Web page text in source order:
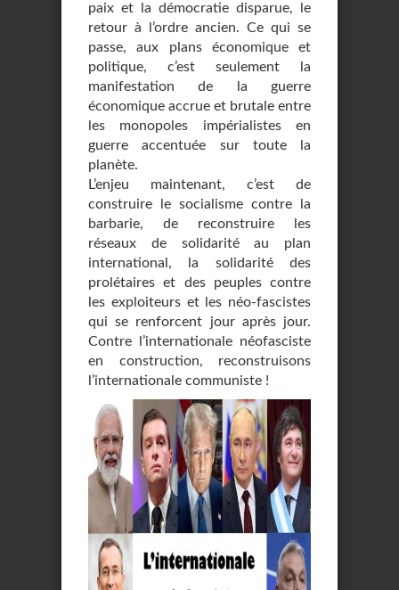
paix et la démocratie disparue, le
retour à l’ordre ancien. Ce qui se
passe, aux plans économique et
politique, c’est seulement la
manifestation de la guerre
économique accrue et brutale entre
les monopoles impérialistes en
guerre accentuée sur toute la
planète.
L’enjeu maintenant, c’est de
construire le socialisme contre la
barbarie, de reconstruire les
réseaux de solidarité au plan
international, la solidarité des
prolétaires et des peuples contre
les exploiteurs et les néo-fascistes
qui se renforcent jour après jour.
Contre l’internationale néofasciste
en construction, reconstruisons
l’internationale communiste !